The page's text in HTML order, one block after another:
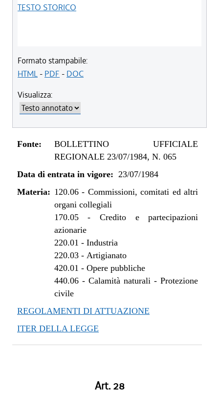
TESTO STORICO
Formato stampabile:
HTML- PDF - DOC
Visualizza:
Fonte:
BOLLETTINO UFFICIALE
REGIONALE 23/07/1984, N. 065
Data di entrata in vigore: 23/07/1984
Materia: 120.06- Commissioni, comitati ed altri
organi collegiali
170.05-Credito e partecipazioni
azionarie
220.01 - Industria
220.03- Artigianato
420.01 - Opere pubbliche
440.06- Calamità naturali - Protezione
civile
REGOLAMENTI DI ATTUAZIONE
ITER DELLA LEGGE
Art. 28